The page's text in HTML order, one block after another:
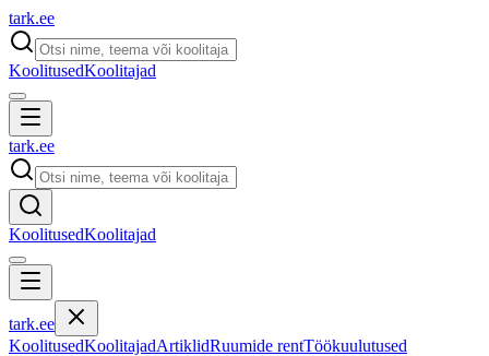
tark.ee
KoolitusedKoolitajad
tark.ee
KoolitusedKoolitajad
tark.ee
KoolitusedKoolitajadArtiklidRuumide rentTöökuulutused